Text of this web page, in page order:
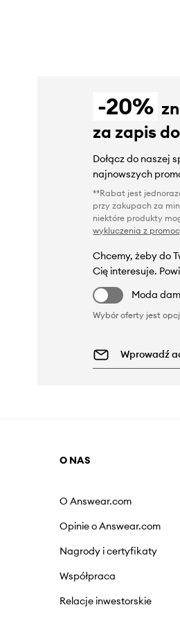
-20%
za zapis
Dołącz do naszej
najnowszych
**Rabat jest
przy zakupach za
niektóre produkty
wykluczenia z
Chcemy, żeby do
Cię interesuje.
Moda
Wybór oferty jest
O NAS
O Answear.com
Opinie o Answear.com
Nagrody i certyfikaty
Współpraca
Relacje inwestorskie